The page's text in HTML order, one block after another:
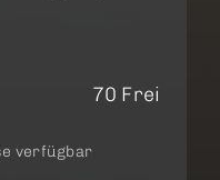
70 Frei
verfügbar